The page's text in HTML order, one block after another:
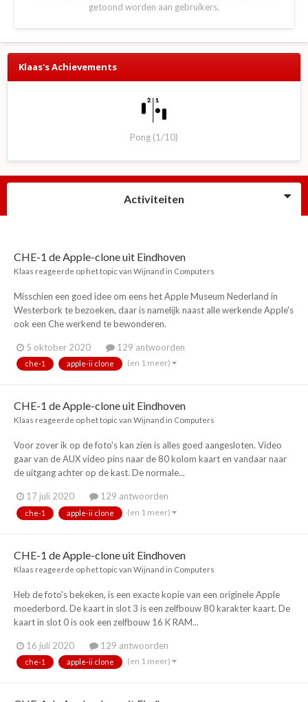
getoond worden aan gebruikers.
Klaas's Achievements
Pong (1/10)
Activiteiten
CHE-1 de Apple-clone uit Eindhoven
Klaas reageerde op het topic van Wijnand in Computers
Misschien een goed idee om eens het Apple Museum Nederland in
Westerbork te bezoeken, daar is namelijk naast alle werkende Apple's
ook een Che werkend te bewonderen.
5 oktober 2020 129 antwoorden
che-1 apple-ii clone (en 1 meer)
CHE-1 de Apple-clone uit Eindhoven
Klaas reageerde op het topic van Wijnand in Computers
Voor zover ik op de foto's kan zien is alles goed aangesloten. Video
gaar van de AUX video pins naar de 80 kolom kaart en vandaar naar
de uitgang achter op de kast. De normale...
17 juli 2020 129 antwoorden
che-1 apple-ii clone (en 1 meer)
CHE-1 de Apple-clone uit Eindhoven
Klaas reageerde op het topic van Wijnand in Computers
Heb de foto's bekeken, is een exacte kopie van een originele Apple
moederbord. De kaart in slot 3 is een zelfbouw 80 karakter kaart. De
kaart in slot 0 is ook een zelfbouw 16 K RAM...
16 juli 2020 129 antwoorden
che-1 apple-ii clone (en 1 meer)